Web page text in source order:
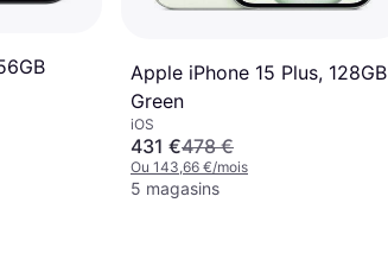
Apple iPhone 15 Plus, 128GB
Green
iOS
431 €478 €
Ou 143,66 €/mois
5 magasins